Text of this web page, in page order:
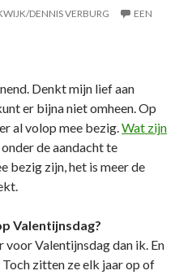
DENNIS VERBURG
EEN
Denkt mijn lief aan
er bijna niet omheen. Op
al volop mee bezig.Wat zijn
de aandacht te
bezig zijn, het is meer de
Valentijnsdag?
Valentijnsdag dan ik. En
zitten ze elk jaar op of